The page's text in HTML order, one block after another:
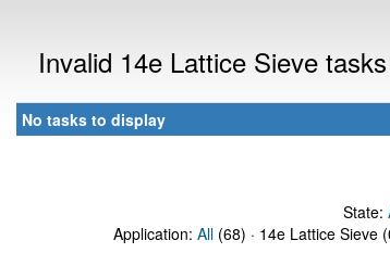
Invalid 14e Lattice Sieve
No tasks to display
State:
Application: All (68) · 14e Lattice Sieve